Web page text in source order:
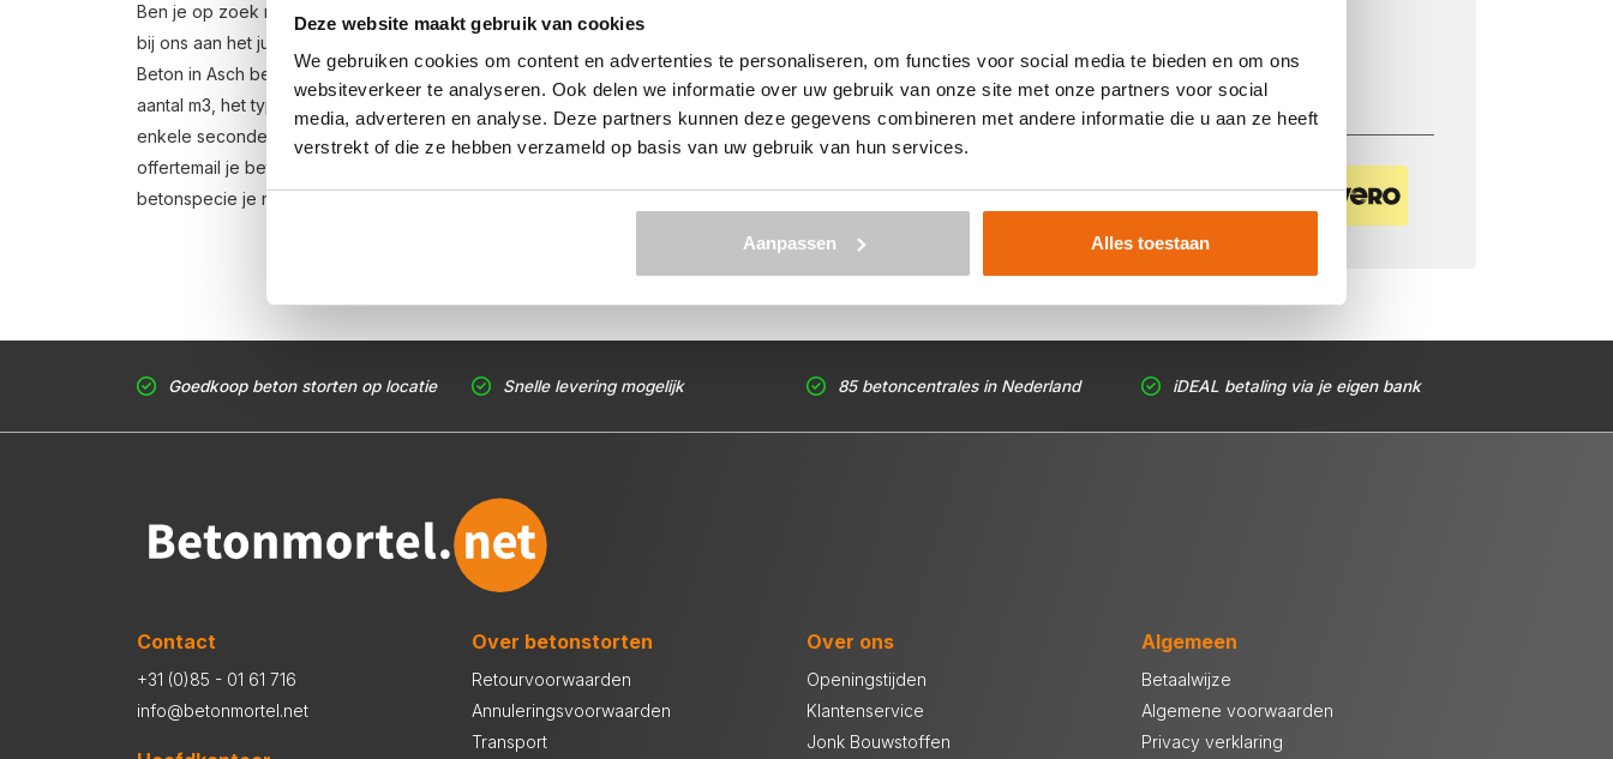
Deze website maakt gebruik van cookies
We gebruiken cookies om content en advertenties te personaliseren, om functies voor social media te bieden en om ons
websiteverkeer te analyseren. Ook delen we informatie over uw gebruik van onze site met onze partners voor social
media, adverteren en analyse. Deze partners kunnen deze gegevens combineren met andere informatie die u aan ze heeft
verstrekt of die ze hebben verzameld op basis van uw gebruik van hun services.
Aanpassen Alles toestaan
Ben je op zoek naar een leverancier bij jou in de buurt die goedkoop beton kan storten in Asch? Dan ben je
bij ons aan het juiste adres. Wij bezorgen kant-en-klaar beton in heel Nederland voor een voordelige prijs.
Beton in Asch bestellen is eenvoudig: vraag vrijblijvend eenofferteaan. Vul je postcode, het benodigde
aantal m3, het type beton, de optionele keuze voor een betonpomp en je e-mailadres in en ontvang binnen
enkele seconden een gerichte prijs per e-mail voor Asch. Aansluitend kun je middels de bestellink in de
offertemail je beton bestellen. Levering in Asch is al mogelijk in 3 werkdagen. Weet je niet hoeveel kuub
betonspecie je nodig hebt? Zie voor de berekening:
Regelmatig nieuwe prijzen
Veilig betalen met:
Goedkoop beton storten op locatie Snelle levering mogelijk 85 betoncentrales in Nederland iDEAL betaling via je eigen bank
Contact
+31 (0)85 - 01 61 716
info@betonmortel.net
Over betonstorten
Retourvoorwaarden
Annuleringsvoorwaarden
Transport
Over ons
Openingstijden
Klantenservice
Jonk Bouwstoffen
Algemeen
Betaalwijze
Algemene voorwaarden
Privacy verklaring